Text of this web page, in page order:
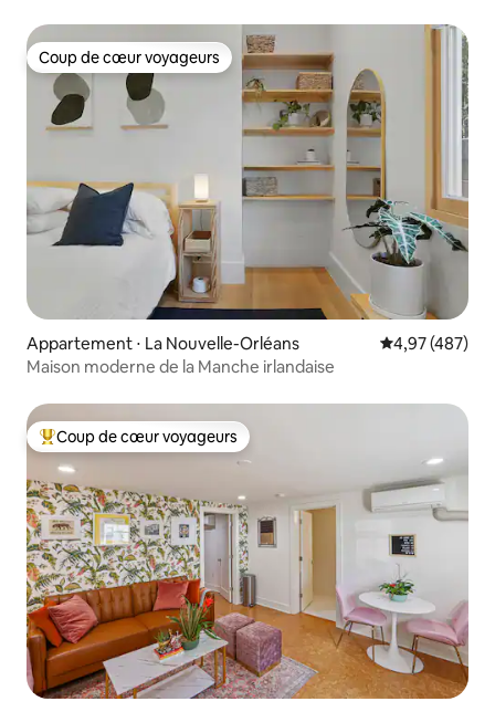
Coup de cœur voyageurs
Coup de cœur voyageurs
Appartement ⋅ La Nouvelle-Orléans Évaluation
4,97 (487)
Maison moderne de la Manche irlandaise
Coups de cœur voyageurs les plus appréciés
Coup de cœur voyageurs